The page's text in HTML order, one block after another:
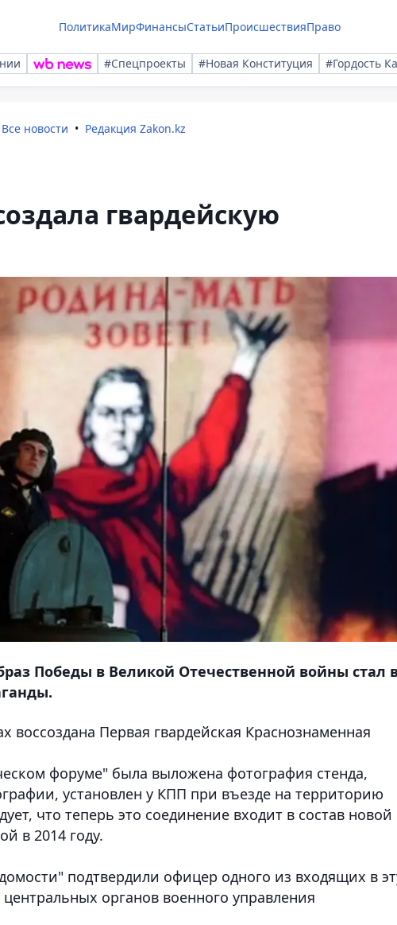
ПолитикаМирФинансыСтатьиПроисшествияПраво
#Спецпроекты #Новая Конституция #Гордость
Все новости Редакция Zakon.kz
гвардейскую
Победы в Великой Отечественной войны стал
воссоздана Первая гвардейская Краснознаменная
форуме" была выложена фотография стенда,
установлен у КПП при въезде на территорию
что теперь это соединение входит в состав новой
в 2014 году.
подтвердили офицер одного из входящих в
органов военного управления